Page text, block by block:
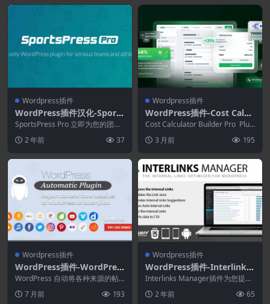
Wordpress插件
WordPress插件汉化-Sports
Press Pro 2.7.22
SportsPress Pro 立即为您的团队
p... 2 年前 37
Wordpress插件
WordPress插件-Cost Calcu
lator Builder Pro 4.0.0
Cost Calculator Builder Pro Plug
3 月前 195
Wordpress插件
WordPress插件-WordPres
s Automatic Plugin 3.129.
0
WordPress 自动将各种来源的帖
子到 WordPress。WP自动插件可
以...7 月前 193
Wordpress插件
WordPress插件-Interlinks
Manager 1.36
Interlinks Manager插件为您提供
了一系列工具来帮助您开发这种结
构...2 年前 65